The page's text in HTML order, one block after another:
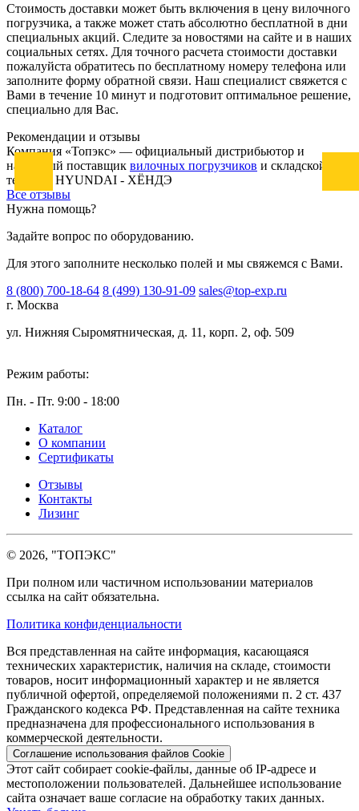
Стоимость доставки может быть включения в цену вилочного
погрузчика, а также может стать абсолютно бесплатной в дни
специальных акций. Следите за новостями на сайте и в наших
социальных сетях. Для точного расчета стоимости доставки
пожалуйста обратитесь по бесплатному номеру телефона или
заполните форму обратной связи. Наш специалист свяжется с
Вами в течение 10 минут и подготовит оптимальное решение,
специально для Вас.
Рекомендации и отзывы
Компания «Топэкс» — официальный дистрибьютор и
надежный поставщик вилочных погрузчиков и складской
техники HYUNDAI - ХЁНДЭ
Все отзывы
Нужна помощь?
Задайте вопрос по оборудованию.
Для этого заполните несколько полей и мы свяжемся с Вами.
8 (800) 700-18-64 8 (499) 130-91-09 sales@top-exp.ru
г. Москва
ул. Нижняя Сыромятническая, д. 11, корп. 2, оф. 509
Режим работы:
Пн. - Пт. 9:00 - 18:00
Каталог
О компании
Сертификаты
Отзывы
Контакты
Лизинг
© 2026, "ТОПЭКС"
При полном или частичном использовании материалов
ссылка на сайт обязательна.
Политика конфиденциальности
Вся представленная на сайте информация, касающаяся
технических характеристик, наличия на складе, стоимости
товаров, носит информационный характер и не является
публичной офертой, определяемой положениями п. 2 ст. 437
Гражданского кодекса РФ. Представленная на сайте техника
предназначена для профессионального использования в
коммерческой деятельности.
Соглашение использования файлов Cookie
Этот сайт собирает cookie-файлы, данные об IP-адресе и
местоположении пользователей. Дальнейшее использование
сайта означает ваше согласие на обработку таких данных.